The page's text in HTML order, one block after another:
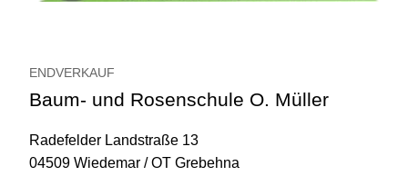
ENDVERKAUF
Baum- und Rosenschule O. Müller
Radefelder Landstraße 13
04509 Wiedemar / OT Grebehna